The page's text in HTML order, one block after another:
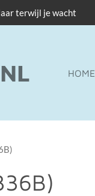
terwijl je wacht
HOME